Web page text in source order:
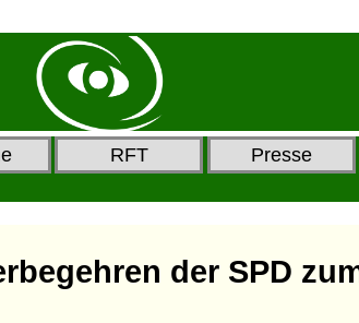
RFT Presse
der SPD